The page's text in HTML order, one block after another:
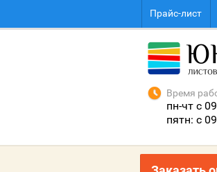
Прайс-лист
Время
пн-чт с
пятн: с